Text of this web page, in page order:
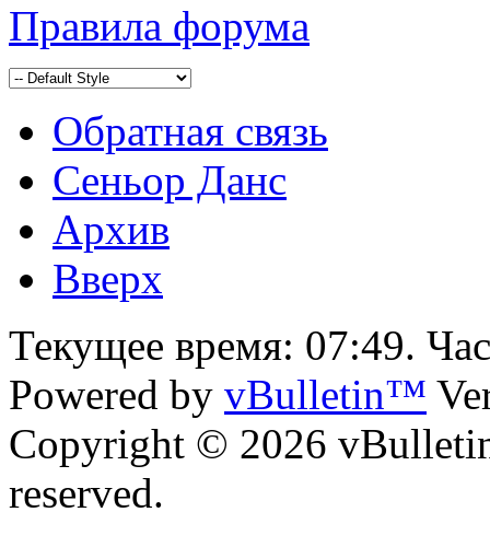
Правила форума
Обратная связь
Сеньор Данс
Архив
Вверх
Текущее время: 07:49.
Powered by vBulletin™
Copyright © 2026
reserved.